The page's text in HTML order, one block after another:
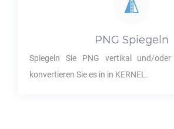
PNG Spiegeln
Spiegeln Sie PNG vertikal und/
konvertieren Sie es in in KERNEL .